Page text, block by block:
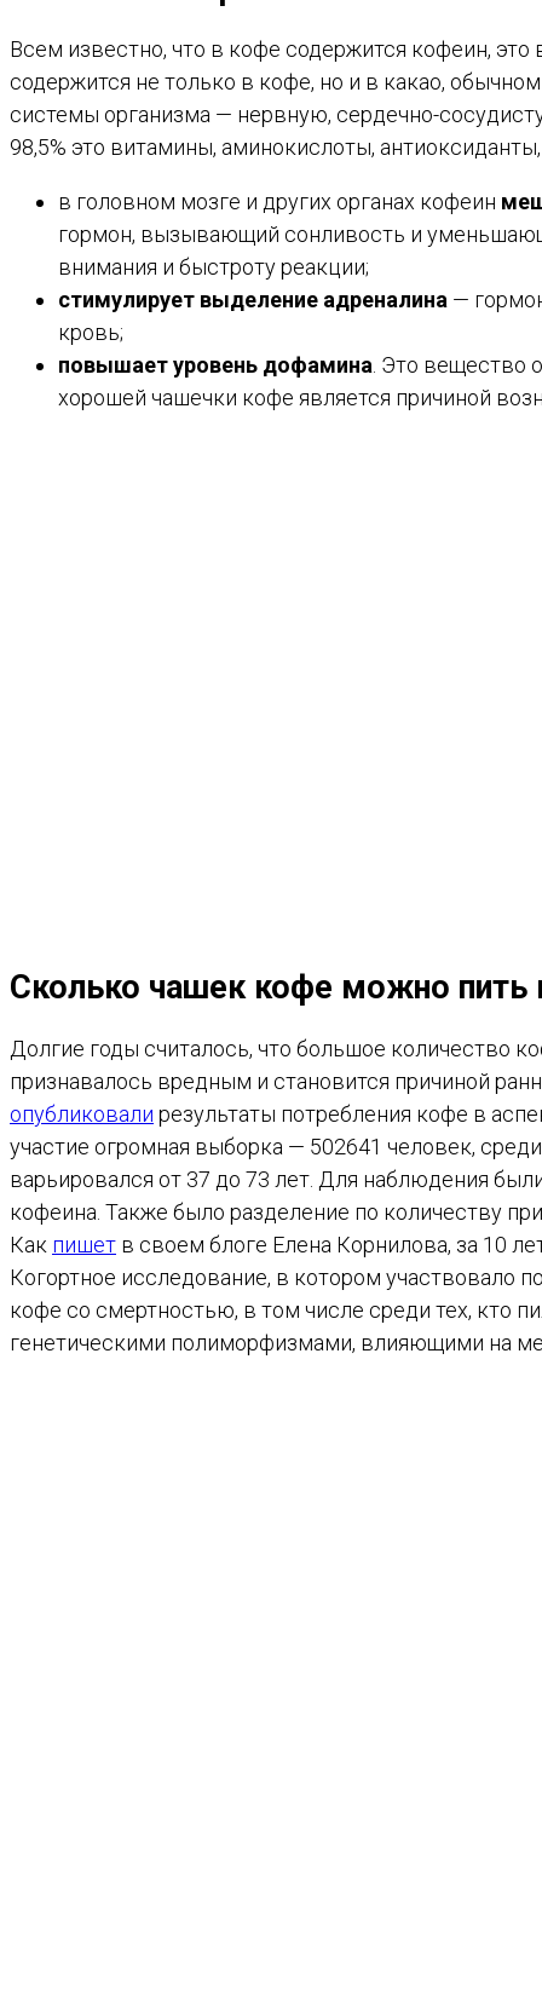
Всем известно, что в кофе содержится кофеин,
содержится не только в кофе, но и в какао,
системы организма — нервную, сердечно-
98,5% это витамины, аминокислоты,
в головном мозге и других органах кофеин
гормон, вызывающий сонливость и
внимания и быстроту реакции;
стимулирует выделение адреналина —
кровь;
повышает уровень дофамина . Это вещество
хорошей чашечки кофе является причиной
Сколько чашек кофе можно пить
Долгие годы считалось, что большое количество
признавалось вредным и становится причиной
опубликовали результаты потребления кофе в
участие огромная выборка — 502641 человек,
варьировался от 37 до 73 лет. Для наблюдения
кофеина. Также было разделение по количеству
Как пишет в своем блоге Елена Корнилова, за 10
Когортное исследование, в котором участвовало
кофе со смертностью, в том числе среди тех, кто
генетическими полиморфизмами, влияющими на